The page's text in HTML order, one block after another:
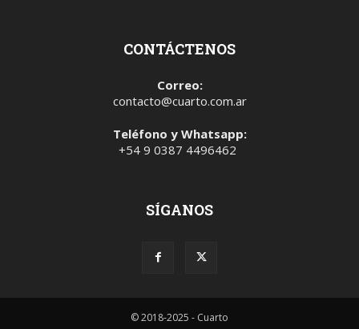
CONTÁCTENOS
Correo:
contacto@cuarto.com.ar
Teléfono y Whatsapp:
+54 9 0387 4496462
SÍGANOS
© 2018-2025 - Cuarto